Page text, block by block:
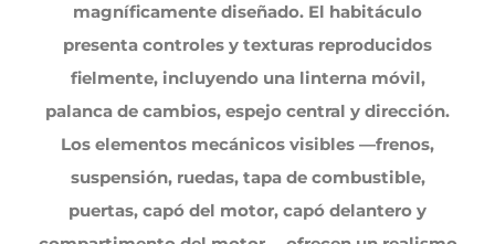
magníficamente diseñado. El habitáculo
presenta controles y texturas reproducidos
fielmente, incluyendo una linterna móvil,
palanca de cambios, espejo central y dirección.
Los elementos mecánicos visibles —frenos,
suspensión, ruedas, tapa de combustible,
puertas, capó del motor, capó delantero y